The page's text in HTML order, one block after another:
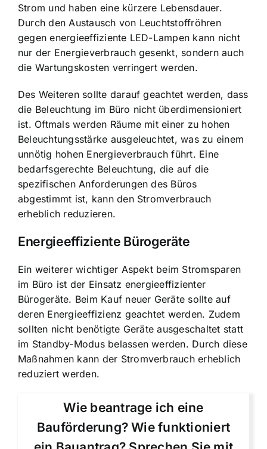
Strom und haben eine kürzere Lebensdauer.
Durch den Austausch von Leuchtstoffröhren
gegen energieeffiziente LED-Lampen kann nicht
nur der Energieverbrauch gesenkt, sondern auch
die Wartungskosten verringert werden.
Des Weiteren sollte darauf geachtet werden, dass
die Beleuchtung im Büro nicht überdimensioniert
ist. Oftmals werden Räume mit einer zu hohen
Beleuchtungsstärke ausgeleuchtet, was zu einem
unnötig hohen Energieverbrauch führt. Eine
bedarfsgerechte Beleuchtung, die auf die
spezifischen Anforderungen des Büros
abgestimmt ist, kann den Stromverbrauch
erheblich reduzieren.
Energieeffiziente Bürogeräte
Ein weiterer wichtiger Aspekt beim Stromsparen
im Büro ist der Einsatz energieeffizienter
Bürogeräte. Beim Kauf neuer Geräte sollte auf
deren Energieeffizienz geachtet werden. Zudem
sollten nicht benötigte Geräte ausgeschaltet statt
im Standby-Modus belassen werden. Durch diese
Maßnahmen kann der Stromverbrauch erheblich
reduziert werden.
Wie beantrage ich eine
Bauförderung? Wie funktioniert